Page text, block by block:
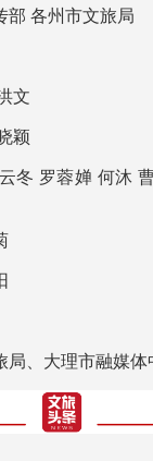
部 各州市文旅局
文
颖
冬 罗蓉婵 何沐
局、大理市融媒体